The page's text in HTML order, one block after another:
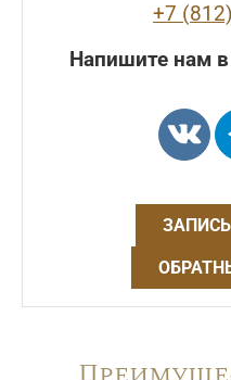
+7
Напишите нам